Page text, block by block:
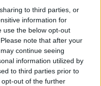
to third parties, or
information for
use the below opt-out
note that after your
continue seeing
information utilized by
to third parties prior to
out of the further
View Replies
Member
#649204